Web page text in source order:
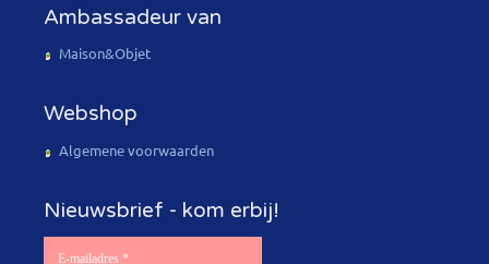
Ambassadeur van
Maison&Objet
Webshop
Algemene voorwaarden
Nieuwsbrief - kom erbij!